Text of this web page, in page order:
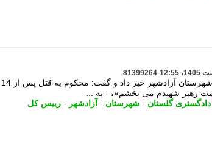
81399264
رییس کل دادگستری گلستان از آزادی یک محکوم به قصاص در شهرستان آزادشهر خبر داد و گفت: محکوم به قتل پس از 14
رهبر شهیدم می بخشم»، - به ...
گلستان - شهرستان - آزادشهر - رییس کل